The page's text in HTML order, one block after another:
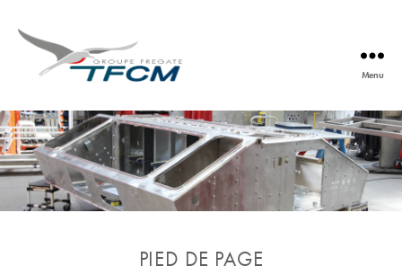
Menu
Catégories
PIED DE PAGE